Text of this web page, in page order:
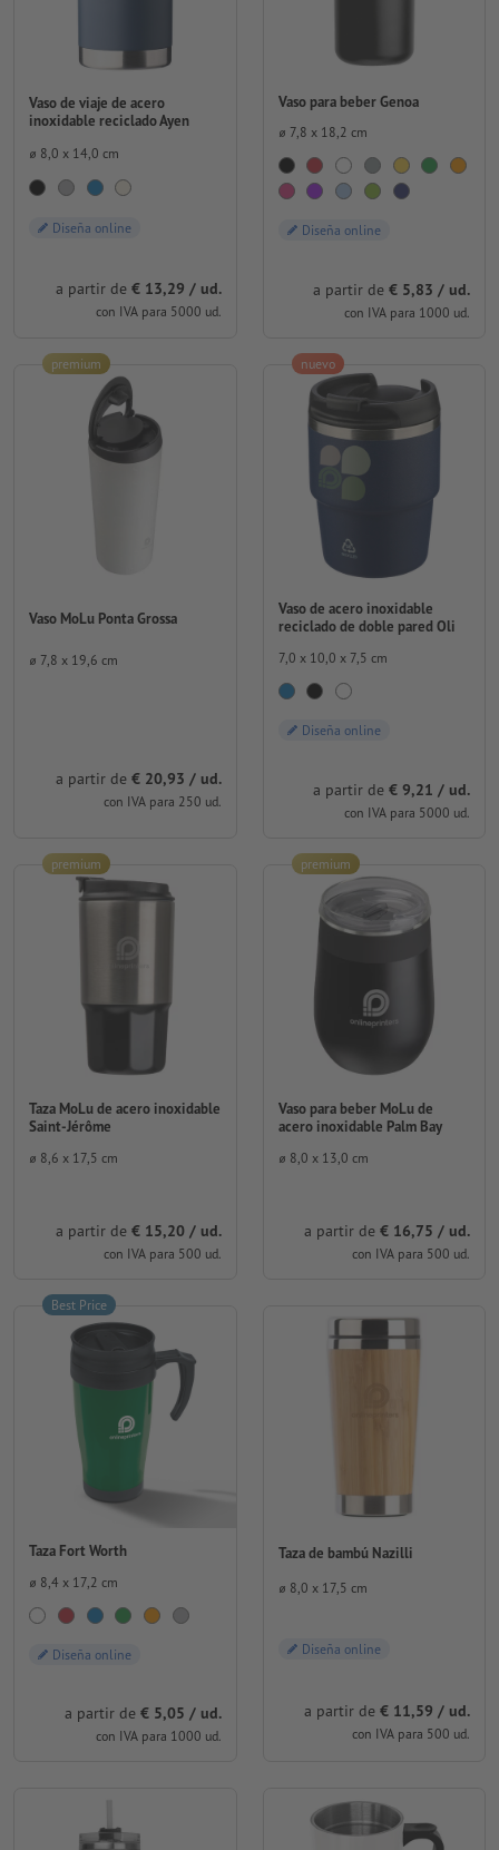
Vaso de viaje de acero
inoxidable reciclado Ayen
⌀ 8,0 x 14,0 cm
Diseña online
a partir de € 13,29 / ud.
con IVA para 5000 ud.
Vaso para beber Genoa
⌀ 7,8 x 18,2 cm
Diseña online
a partir de € 5,83 / ud.
con IVA para 1000 ud.
Vaso MoLu Ponta Grossa
⌀ 7,8 x 19,6 cm
a partir de € 20,93 / ud.
con IVA para 250 ud.
premium
Vaso de acero inoxidable
reciclado de doble pared Oli
7,0 x 10,0 x 7,5 cm
Diseña online
a partir de € 9,21 / ud.
con IVA para 5000 ud.
nuevo
Taza MoLu de acero inoxidable
Saint-Jérôme
⌀ 8,6 x 17,5 cm
a partir de € 15,20 / ud.
con IVA para 500 ud.
premium
Vaso para beber MoLu de
acero inoxidable Palm Bay
⌀ 8,0 x 13,0 cm
a partir de € 16,75 / ud.
con IVA para 500 ud.
premium
Taza Fort Worth
⌀ 8,4 x 17,2 cm
Diseña online
a partir de € 5,05 / ud.
con IVA para 1000 ud.
Best Price
Taza de bambú Nazilli
⌀ 8,0 x 17,5 cm
Diseña online
a partir de € 11,59 / ud.
con IVA para 500 ud.